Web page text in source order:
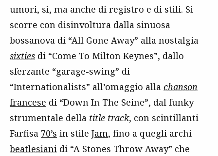
umori, sì, ma anche di registro e di stili. Si
scorre con disinvoltura dalla sinuosa
bossanova di “All Gone Away” alla nostalgia
sixties di “Come To Milton Keynes”, dallo
sferzante “garage-swing” di
“Internationalists” all’omaggio alla chanson
francese di “Down In The Seine”, dal funky
strumentale della title track, con scintillanti
Farfisa 70’s in stile Jam, fino a quegli archi
beatlesiani di “A Stones Throw Away” che